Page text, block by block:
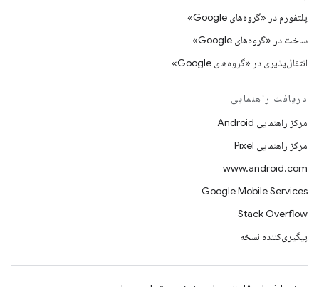
پلتفورم در «گروه‌های Google»
ساخت در «گروه‌های Google»
انتقال‌پذیری در «گروه‌های Google»
دریافت راهنمایی
مرکز راهنمایی Android
مرکز راهنمایی Pixel
www.android.com
Google Mobile Services
Stack Overflow
پیگیری‌کننده نسخه